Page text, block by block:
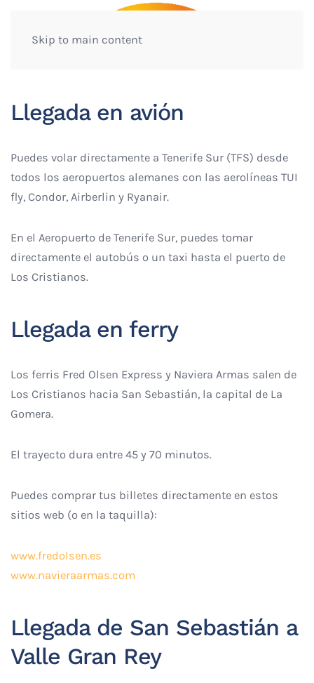
Skip to main content
Llegada en avión
Puedes volar directamente a Tenerife Sur (TFS) desde
todos los aeropuertos alemanes con las aerolíneas TUI
fly, Condor, Airberlin y Ryanair.
En el Aeropuerto de Tenerife Sur, puedes tomar
directamente el autobús o un taxi hasta el puerto de
Los Cristianos.
Llegada en ferry
Los ferris Fred Olsen Express y Naviera Armas salen de
Los Cristianos hacia San Sebastián, la capital de La
Gomera.
El trayecto dura entre 45 y 70 minutos.
Puedes comprar tus billetes directamente en estos
sitios web (o en la taquilla):
www.fredolsen.es
www.navieraarmas.com
Llegada de San Sebastián a
Valle Gran Rey